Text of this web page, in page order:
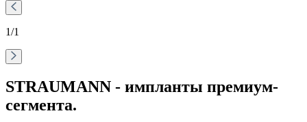
1/1
STRAUMANN - импланты премиум-
сегмента.